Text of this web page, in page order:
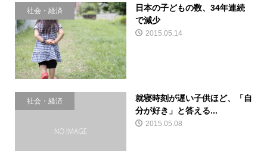
社会・経済
日本の子どもの数、34年連続
で減少
2015.05.14
社会・経済
就寝時刻が遅い子供ほど、「自
分が好き」と答える...
2015.05.08